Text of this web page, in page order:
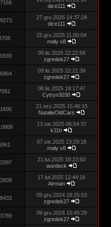
dice111
27.gru.2025 14:37:24
dice111
15.gru.2025 11:00:04
mały v8
09.lis.2025 22:22:56
zgredek27
09.lis.2025 22:21:39
zgredek27
08.lis.2025 19:17:47
Cytryn3030
21.wrz.2025 15:46:15
NatalieOldCars
13.sie.2025 06:54:37
k11h
07.sie.2025 13:29:18
mały v8
21.lut.2025 18:23:50
wordeck
17.lut.2025 12:44:16
Airman
09.gru.2024 18:25:53
zgredek27
09.gru.2024 15:45:29
zgredek27